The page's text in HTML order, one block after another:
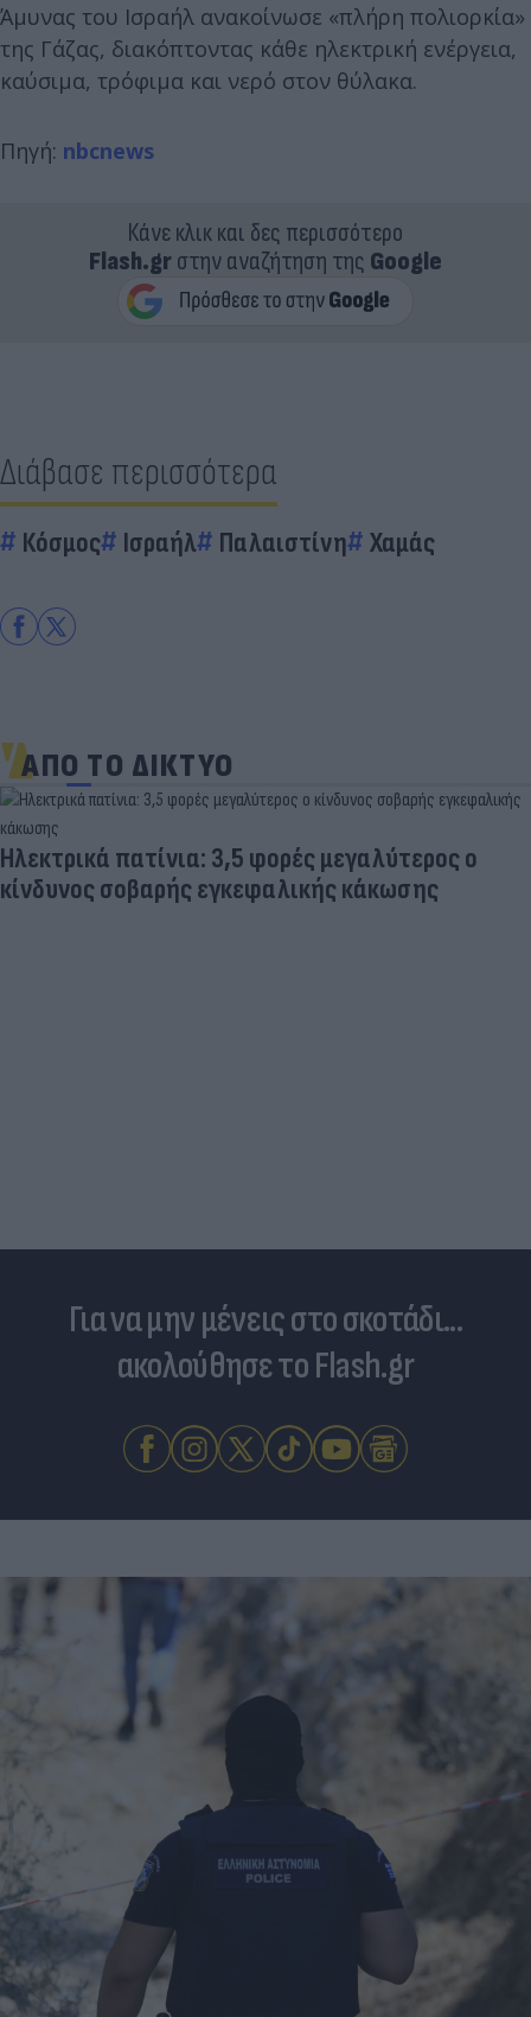
Άμυνας του Ισραήλ ανακοίνωσε «πλήρη πολιορκία»
της Γάζας, διακόπτοντας κάθε ηλεκτρική ενέργεια,
καύσιμα, τρόφιμα και νερό στον θύλακα.
Πηγή: nbcnews
Κάνε κλικ και δες περισσότερο
Flash.grστην αναζήτηση της Google
Διάβασε περισσότερα
Κόσμος Ισραήλ Παλαιστίνη Χαμάς
ΑΠΟ ΤΟ ΔΙΚΤΥΟ
Ηλεκτρικά πατίνια: 3,5 φορές μεγαλύτερος ο
κίνδυνος σοβαρής εγκεφαλικής κάκωσης
Για να μην μένεις στο σκοτάδι...
ακολούθησε το Flash.gr